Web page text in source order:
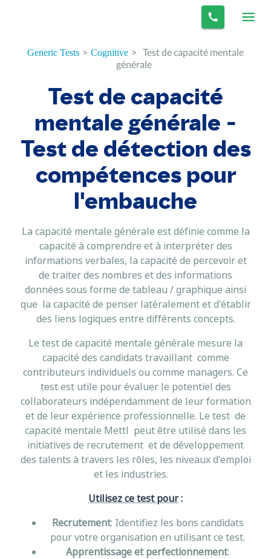
Generic Tests > Cognitive > Test de capacité mentale
générale
Test de capacité
mentale générale -
Test de détection des
compétences pour
l'embauche
La capacité mentale générale est définie comme la
capacité à comprendre et à interpréter des
informations verbales, la capacité de percevoir et
de traiter des nombres et des informations
données sous forme de tableau / graphique ainsi
que la capacité de penser latéralement et d'établir
des liens logiques entre différents concepts.
Le test de capacité mentale générale mesure la
capacité des candidats travaillant comme
contributeurs individuels ou comme managers. Ce
test est utile pour évaluer le potentiel des
collaborateurs indépendamment de leur formation
et de leur expérience professionnelle. Le test de
capacité mentale Mettl peut être utilisé dans les
initiatives de recrutement et de développement
des talents à travers les rôles, les niveaux d'emploi
et les industries.
Utilisez ce test pour:
Recrutement: Identifiez les bons candidats
pour votre organisation en utilisant ce test.
Apprentissage et perfectionnement: